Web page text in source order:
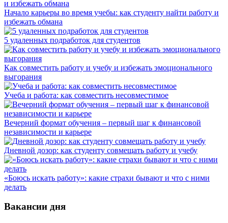
Начало карьеры во время учебы: как студенту найти работу и
избежать обмана
5 удаленных подработок для студентов
Как совместить работу и учебу и избежать эмоционального
выгорания
Учеба и работа: как совместить несовместимое
Вечерний формат обучения – первый шаг к финансовой
независимости и карьере
Дневной дозор: как студенту совмещать работу и учебу
«Боюсь искать работу»: какие страхи бывают и что с ними
делать
Вакансии дня